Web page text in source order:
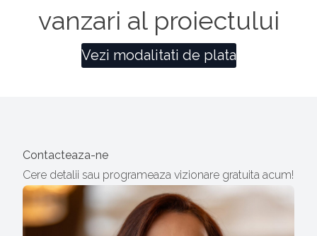
vanzari al proiectului
Vezi modalitati de plata
Contacteaza-ne
Cere detalii sau programeaza vizionare gratuita acum!